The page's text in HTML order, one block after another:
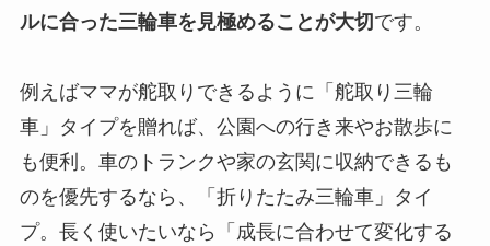
ルに合った三輪車を見極めることが大切 です。
例えばママが舵取りできるように「舵取り三輪
車」タイプを贈れば、公園への行き来やお散歩に
も便利。車のトランクや家の玄関に収納できるも
のを優先するなら、「折りたたみ三輪車」タイ
プ。長く使いたいなら「成長に合わせて変化する